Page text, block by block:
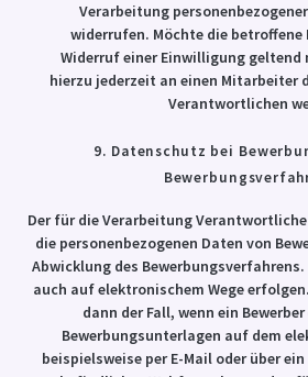
Verarbeitung
widerrufen. Möchte die betroffene
Widerruf einer Einwilligung geltend
hierzu jederzeit an einen Mitarbeiter
Verantwortlichen
9. Datenschutz bei
Der für die Verarbeitung
die personenbezogenen Daten von
Abwicklung des
auch auf elektronischem Wege
dann der Fall, wenn ein
Bewerbungsunterlagen auf dem
beispielsweise per E-Mail oder über